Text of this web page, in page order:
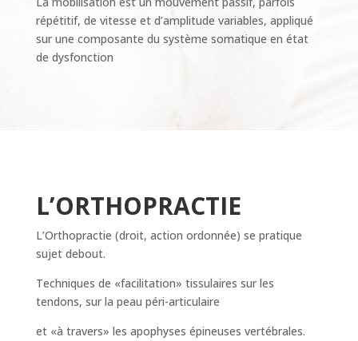
répétitif, de vitesse et d’amplitude variables, appliqué
sur une composante du système somatique en état
de dysfonction
L’ORTHOPRACTIE
L’Orthopractie (droit, action ordonnée) se pratique
sujet debout.
Techniques de «facilitation» tissulaires sur les
tendons, sur la peau péri-articulaire
et «à travers» les apophyses épineuses vertébrales.